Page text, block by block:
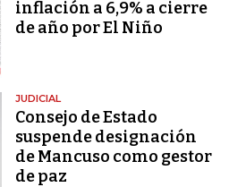
inflación a 6,9% a cierre
de año por El Niño
JUDICIAL
Consejo de Estado
suspende designación
de Mancuso como gestor
de paz